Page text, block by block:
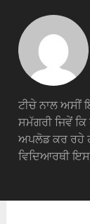
ਟੀਚੇ ਨਾਲ ਅਸੀਂ
ਸਮੱਗਰੀ ਜਿਵੇਂ ਕਿ
ਅਪਲੋਡ ਕਰ ਰਹੇ
ਵਿਦਿਆਰਥੀ